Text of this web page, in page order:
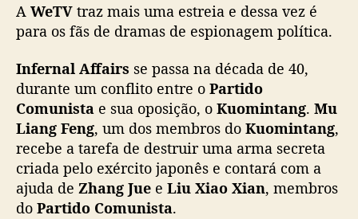
r
s
”
é
o
n
o
v
o
d
r
A WeTV traz mais uma estreia e dessa vez é
para os fãs de dramas de espionagem política.
Infernal Affairs se passa na década de 40,
durante um conflito entre o Partido
Comunista e sua oposição, o Kuomintang. Mu
Liang Feng, um dos membros do Kuomintang,
recebe a tarefa de destruir uma arma secreta
criada pelo exército japonês e contará com a
ajuda de Zhang Jue e Liu Xiao Xian, membros
do Partido Comunista.